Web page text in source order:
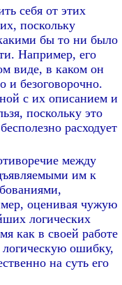
себя от этих
поскольку
бы то ни было
Например, его
виде, в каком он
и безоговорочно.
с их описанием и
поскольку это
расходует
между
им к
оценивая чужую
логических
как в своей работе
ошибку,
на суть его